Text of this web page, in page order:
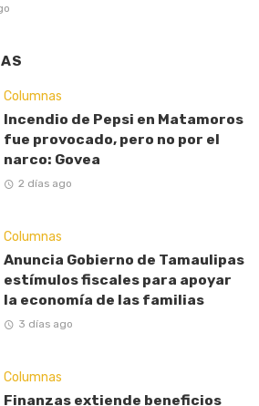
Columnas
Incendio de Pepsi en Matamoros
fue provocado, pero no por el
narco: Govea
2 días ago
Columnas
Anuncia Gobierno de Tamaulipas
estímulos fiscales para apoyar
la economía de las familias
3 días ago
Columnas
Finanzas extiende beneficios